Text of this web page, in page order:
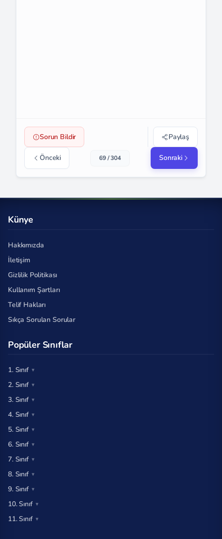
Sorun Bildir Paylaş
Önceki 69 / 304 Sonraki
Künye
Hakkımızda
İletişim
Gizlilik Politikası
Kullanım Şartları
Telif Hakları
Sıkça Sorulan Sorular
Popüler Sınıflar
1. Sınıf
2. Sınıf
3. Sınıf
4. Sınıf
5. Sınıf
6. Sınıf
7. Sınıf
8. Sınıf
9. Sınıf
10. Sınıf
11. Sınıf